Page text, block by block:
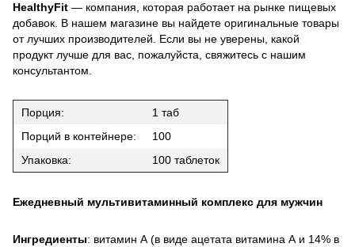
HealthyFit — компания, которая работает на рынке пищевых
добавок. В нашем магазине вы найдете оригинальные товары
от лучших производителей. Если вы не уверены, какой
продукт лучше для вас, пожалуйста, свяжитесь с нашим
консультантом.
Порция:
1 таб
Порций в контейнере:
100
Упаковка:
100 таблеток
Ежедневный мультивитаминный комплекс для мужчин
Ингредиенты: витамин А (в виде ацетата витамина А и 14% в